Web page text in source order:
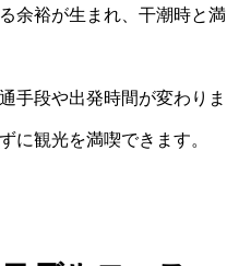
余裕が生まれ、干潮時と満
手段や出発時間が変わりま
に観光を満喫できます。